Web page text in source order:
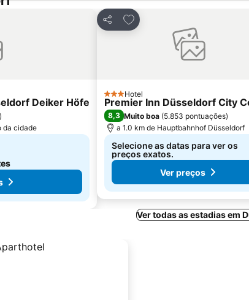
Deiker Höfe
)
da cidade
Partilhar
Adicionar aos favoritos
3 Estrelas
Hotel
Premier Inn Düsseldorf City
8,3 Muito boa (5.853 pontuações)
a 1.0 km de Hauptbahnhof Düsseldorf
Selecione as datas para ver os
preços exatos.
Ver preços
Ver todas as estadias em